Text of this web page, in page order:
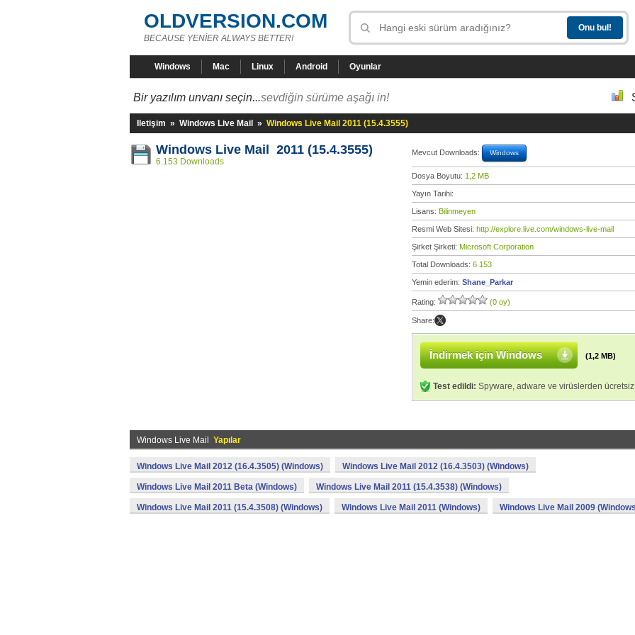
OLDVERSION.COM
BECAUSE YENİER ALWAYS BETTER!
Windows Mac Linux Android Oyunlar
Bir yazılım unvanı seçin...sevdiğin sürüme aşağı in!
Iletişim » Windows Live Mail » Windows Live Mail 2011 (15.4.3555)
Windows Live Mail 2011 (15.4.3555)
6.153 Downloads
Mevcut Downloads: Windows
Dosya Boyutu: 1,2 MB
Yayın Tarihi:
Lisans: Bilinmeyen
Resmi Web Sitesi: http://explore.live.com/windows-live-mail
Şirket Şirketi: Microsoft Corporation
Total Downloads: 6.153
Yemin ederim: Shane_Parkar
Rating: (0 oy)
Share:
İndirmek için Windows (1,2 MB)
Test edildi: Spyware, adware ve virüslerden ücretsiz
Windows Live Mail Yapılar
Windows Live Mail 2012 (16.4.3505) (Windows) Windows Live Mail 2012 (16.4.3503) (Windows)
Windows Live Mail 2011 Beta (Windows) Windows Live Mail 2011 (15.4.3538) (Windows)
Windows Live Mail 2011 (15.4.3508) (Windows) Windows Live Mail 2011 (Windows) Windows Live Mail 2009